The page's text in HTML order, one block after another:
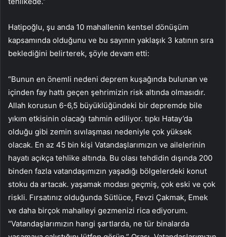
Hatipoğlu, şu anda 10 mahallenin kentsel dönüşüm
kapsamında olduğunu ve bu sayının yaklaşık 3 katının sıra
beklediğini belirterek, şöyle devam etti:
“Bunun en önemli nedeni deprem kuşağında bulunan ve
içinden fay hattı geçen şehrimizin risk altında olmasıdır.
Allah korusun 6-6,5 büyüklüğündeki bir depremde bile
yıkım etkisinin olacağı tahmin ediliyor. tıpkı Hatay’da
olduğu gibi zemin sıvılaşması nedeniyle çok yüksek
olacak. En az 45 bin kişi Vatandaşlarımızın ve ailelerinin
hayatı açıkça tehlike altında. Bu olası tehdidin dışında 200
binden fazla vatandaşımızın yaşadığı bölgelerdeki konut
stoku da artacak. yaşamak modası geçmiş, çok eski ve çok
riskli. Fırsatınız olduğunda Sütlüce, Fevzi Çakmak, Emek
ve daha birçok mahalleyi gezmenizi rica ediyorum.
“Vatandaşlarımızın hangi şartlarda, ne tür binalarda